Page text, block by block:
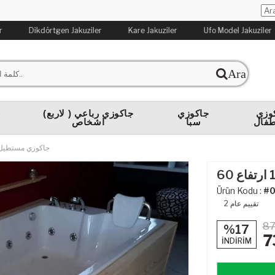
Dikdörtgen Jakuziler Kare Jakuziler Ufo Model Jakuziler
Ara
(جاكوزي رباعي ( لاربع
اشخاص
جاكوزي
سبا
جاكوزي مستطيل 121×191 ارتفاع
Ürün Kodu :
2 تقييم عام
%17
İNDİRİM